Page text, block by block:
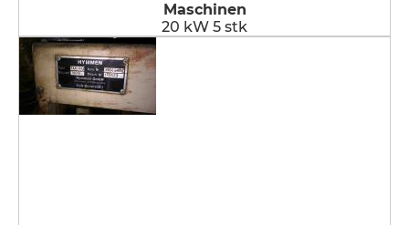
Maschinen
20 kW 5 stk